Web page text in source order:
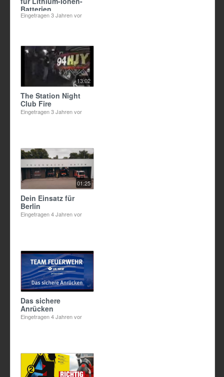
Batterien
Eingetragen3 Jahren vor
13:02
The Station Night
Club Fire
Eingetragen3 Jahren vor
01:25
Dein Einsatz für
Berlin
Eingetragen4 Jahren vor
Das sichere
Anrücken
Eingetragen4 Jahren vor